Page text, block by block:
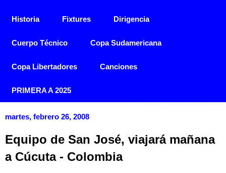
Historia Fixtures Dirigencia
Cuerpo Técnico Copa Sudamericana
Copa Libertadores Canciones
PRIMERA A 2025
martes, febrero 26, 2008
Equipo de San José, viajará mañana
a Cúcuta - Colombia